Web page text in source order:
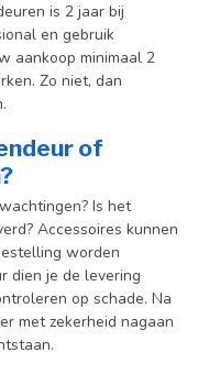
is 2 jaar bij
en gebruik
aankoop minimaal 2
Zo niet, dan
of
Is het
Accessoires kunnen
worden
dien je de levering
op schade. Na
met zekerheid nagaan